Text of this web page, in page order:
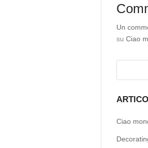
Un
su Ciao
Ciao